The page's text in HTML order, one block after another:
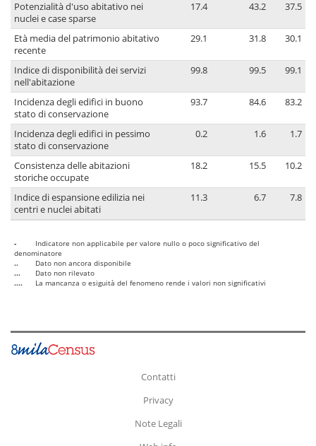
Potenzialità d'uso abitativo nei
nuclei e case sparse
17.4 43.2 37.5
Età media del patrimonio abitativo
recente
29.1 31.8 30.1
Indice di disponibilità dei servizi
nell'abitazione
99.8 99.5 99.1
Incidenza degli edifici in buono
stato di conservazione
93.7 84.6 83.2
Incidenza degli edifici in pessimo
stato di conservazione
0.2 1.6 1.7
Consistenza delle abitazioni
storiche occupate
18.2 15.5 10.2
Indice di espansione edilizia nei
centri e nuclei abitati
11.3 6.7 7.8
-
Indicatore non applicabile per valore nullo o poco significativo del
denominatore
..
Dato non ancora disponibile
...
Dato non rilevato
....
La mancanza o esiguità del fenomeno rende i valori non significativi
Contatti
Privacy
Note Legali